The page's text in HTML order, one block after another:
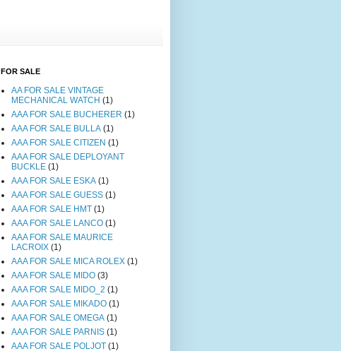
FOR SALE
AA FOR SALE VINTAGE
MECHANICAL WATCH (1)
AAA FOR SALE BUCHERER (1)
AAA FOR SALE BULLA (1)
AAA FOR SALE CITIZEN (1)
AAA FOR SALE DEPLOYANT
BUCKLE (1)
AAA FOR SALE ESKA (1)
AAA FOR SALE GUESS (1)
AAA FOR SALE HMT (1)
AAA FOR SALE LANCO (1)
AAA FOR SALE MAURICE
LACROIX (1)
AAA FOR SALE MICA ROLEX (1)
AAA FOR SALE MIDO (3)
AAA FOR SALE MIDO_2 (1)
AAA FOR SALE MIKADO (1)
AAA FOR SALE OMEGA (1)
AAA FOR SALE PARNIS (1)
AAA FOR SALE POLJOT (1)